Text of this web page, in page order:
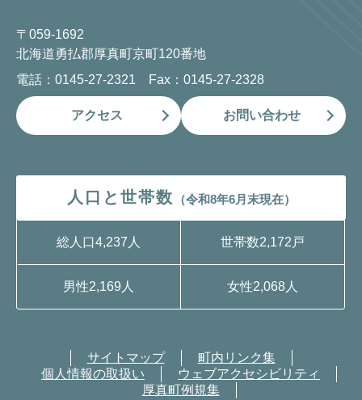
〒059-1692
北海道勇払郡厚真町京町120番地
電話：0145-27-2321 Fax：0145-27-2328
アクセス お問い合わせ
人口と世帯数 （令和8年6月末現在）
総人口4,237人 世帯数2,172戸
男性2,169人 女性2,068人
サイトマップ
町内リンク集
個人情報の取扱い
ウェブアクセシビリティ
厚真町例規集